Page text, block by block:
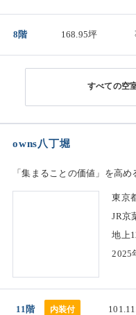
8階 168.95坪
owns八丁堀
「集まることの価値」を高
東京
JR京
地上
2025
11階 内装付